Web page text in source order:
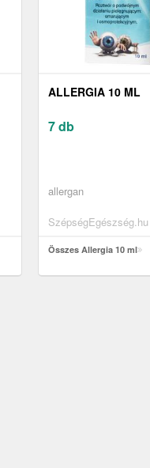
ALLERGIA 10 ML
7 db
allergan
SzépségEgészség.hu
Összes Allergia 10 ml